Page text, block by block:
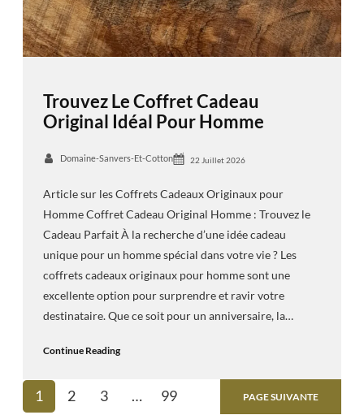
Trouvez Le Coffret Cadeau
Original Idéal Pour Homme
Domaine-Sanvers-Et-Cotton 22 Juillet 2026
Article sur les Coffrets Cadeaux Originaux pour
Homme Coffret Cadeau Original Homme : Trouvez le
Cadeau Parfait À la recherche d’une idée cadeau
unique pour un homme spécial dans votre vie ? Les
coffrets cadeaux originaux pour homme sont une
excellente option pour surprendre et ravir votre
destinataire. Que ce soit pour un anniversaire, la…
Continue Reading
1 2 3 … 99 PAGE SUIVANTE